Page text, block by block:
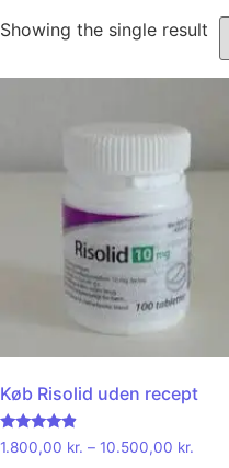
Showing the single result
Køb Risolid uden recept
Rated
4.67
1.800,00 kr. – 10.500,00 kr.